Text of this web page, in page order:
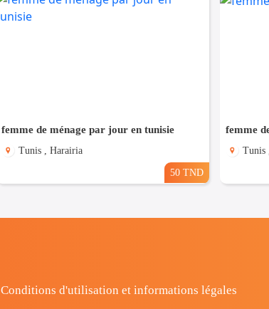
femme de ménage par jour en tunisie
Tunis , Harairia
50 TND
femme
Tunis
Conditions d'utilisation et informations légales